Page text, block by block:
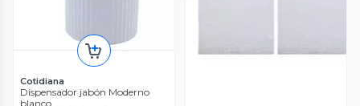
Cotidiana
Dispensador jabón Moderno
blanco